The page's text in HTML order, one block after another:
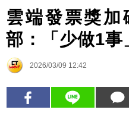
雲端發票獎加
部：「少做1事
2026/03/09 12:42